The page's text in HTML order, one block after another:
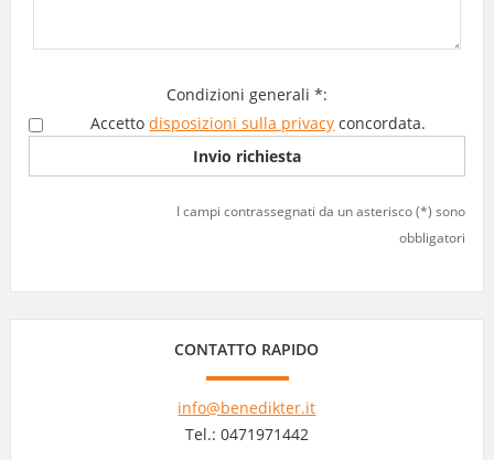
Condizioni generali *:
Accettodisposizioni sulla privacy concordata.
I campi contrassegnati da un asterisco (*) sono
obbligatori
CONTATTO RAPIDO
info@benedikter.it
Tel.: 0471971442